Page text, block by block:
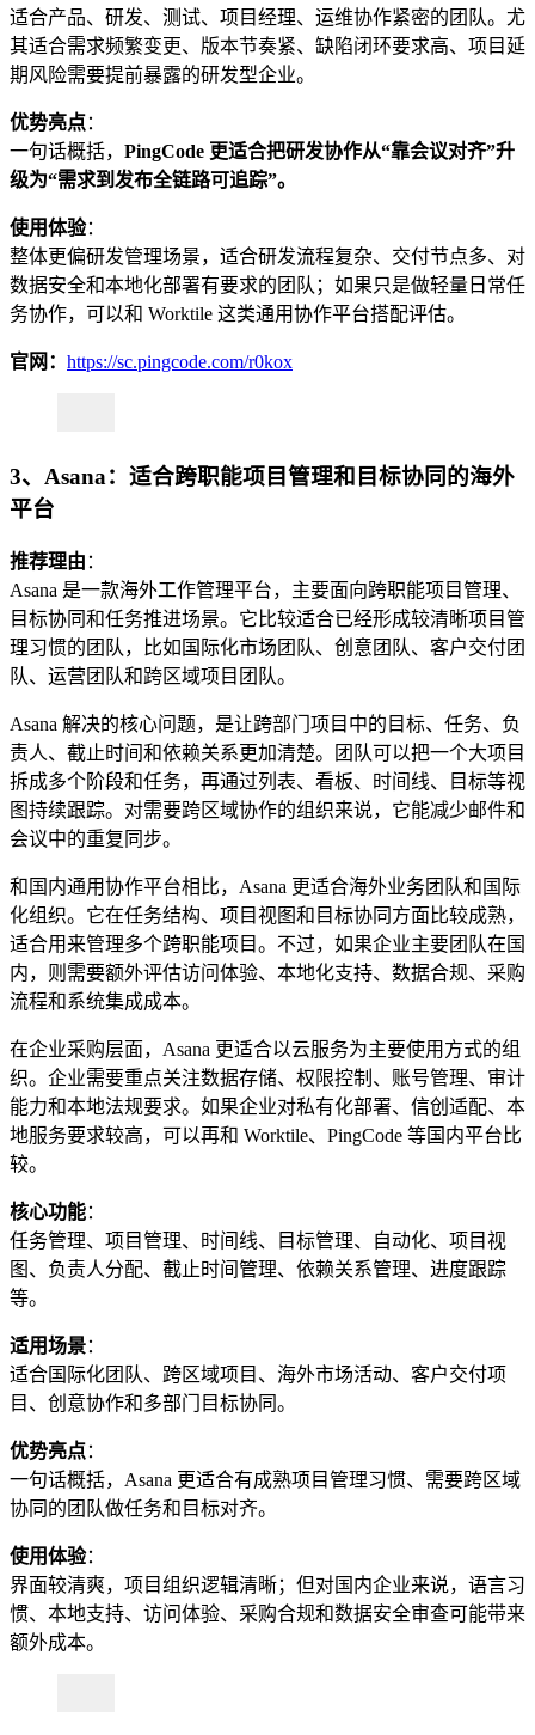
适合产品、研发、测试、项目经理、运维协作紧密的团队。尤
其适合需求频繁变更、版本节奏紧、缺陷闭环要求高、项目延
期风险需要提前暴露的研发型企业。
优势亮点：
一句话概括， PingCode 更适合把研发协作从“靠会议对齐”升
级为“需求到发布全链路可追踪”。
使用体验：
整体更偏研发管理场景，适合研发流程复杂、交付节点多、对
数据安全和本地化部署有要求的团队；如果只是做轻量日常任
务协作，可以和 Worktile 这类通用协作平台搭配评估。
官网： https://sc.pingcode.com/r0kox
3、Asana：适合跨职能项目管理和目标协同的海外
平台
推荐理由 ：
Asana 是一款海外工作管理平台，主要面向跨职能项目管理、
目标协同和任务推进场景。它比较适合已经形成较清晰项目管
理习惯的团队，比如国际化市场团队、创意团队、客户交付团
队、运营团队和跨区域项目团队。
Asana 解决的核心问题，是让跨部门项目中的目标、任务、负
责人、截止时间和依赖关系更加清楚。团队可以把一个大项目
拆成多个阶段和任务，再通过列表、看板、时间线、目标等视
图持续跟踪。对需要跨区域协作的组织来说，它能减少邮件和
会议中的重复同步。
和国内通用协作平台相比，Asana 更适合海外业务团队和国际
化组织。它在任务结构、项目视图和目标协同方面比较成熟，
适合用来管理多个跨职能项目。不过，如果企业主要团队在国
内，则需要额外评估访问体验、本地化支持、数据合规、采购
流程和系统集成成本。
在企业采购层面，Asana 更适合以云服务为主要使用方式的组
织。企业需要重点关注数据存储、权限控制、账号管理、审计
能力和本地法规要求。如果企业对私有化部署、信创适配、本
地服务要求较高，可以再和 Worktile、PingCode 等国内平台比
较。
核心功能：
任务管理、项目管理、时间线、目标管理、自动化、项目视
图、负责人分配、截止时间管理、依赖关系管理、进度跟踪
等。
适用场景：
适合国际化团队、跨区域项目、海外市场活动、客户交付项
目、创意协作和多部门目标协同。
优势亮点：
一句话概括，Asana 更适合有成熟项目管理习惯、需要跨区域
协同的团队做任务和目标对齐。
使用体验：
界面较清爽，项目组织逻辑清晰；但对国内企业来说，语言习
惯、本地支持、访问体验、采购合规和数据安全审查可能带来
额外成本。